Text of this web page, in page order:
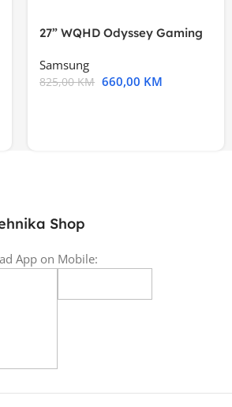
27” WQHD Odyssey Gaming
Samsung
825,00KM 660,00 KM
Shop
App on Mobile: